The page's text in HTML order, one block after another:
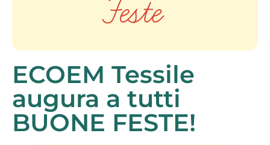
ECOEM Tessile
augura a tutti
BUONE FESTE!